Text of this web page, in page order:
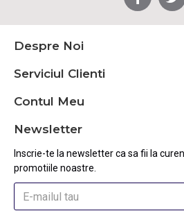
Despre Noi
Serviciul Clienti
Contul Meu
Newsletter
Inscrie-te la newsletter ca sa fii la
promotiile noastre.